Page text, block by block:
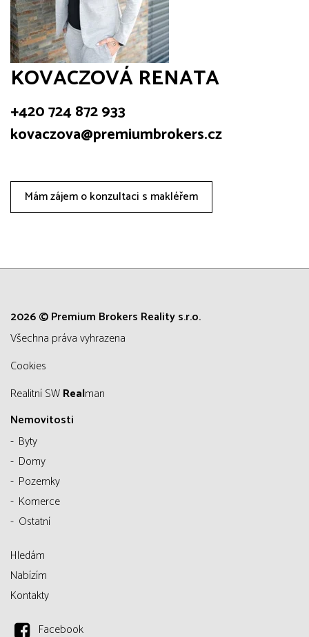
KOVACZOVÁ RENATA
+420 724 872 933
kovaczova@premiumbrokers.cz
Mám zájem o konzultaci s makléřem
2026 © Premium Brokers Reality s.r.o.
všechna práva vyhrazena
Cookies
Realitní SWRealman
Nemovitosti
Byty
Domy
Pozemky
Komerce
Ostatní
Hledám
Nabízím
Kontakty
Facebook